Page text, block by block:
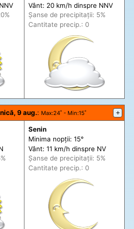
NNV
Vânt: 20 km/h dinspre NNV
Șanse de precipitații: 5%
Cantitate precip.: 0
9 aug.: Max:24˚ - Min:15˚ +
Senin
Minima nopții: 15°
Vânt: 11 km/h dinspre NV
Șanse de precipitații: 5%
Cantitate precip.: 0